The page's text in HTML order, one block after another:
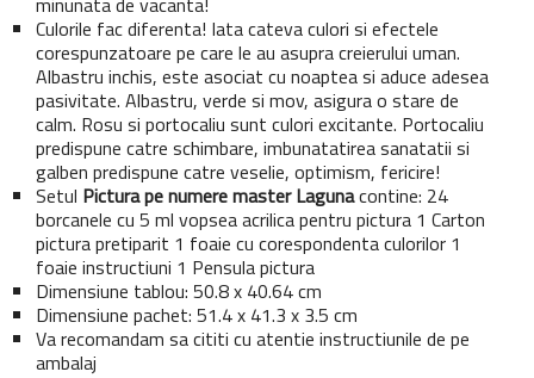
Culorile fac diferenta! Iata cateva culori si efectele
corespunzatoare pe care le au asupra creierului uman.
Albastru inchis, este asociat cu noaptea si aduce adesea
pasivitate. Albastru, verde si mov, asigura o stare de
calm. Rosu si portocaliu sunt culori excitante. Portocaliu
predispune catre schimbare, imbunatatirea sanatatii si
galben predispune catre veselie, optimism, fericire!
Setul Pictura pe numere masterLagunacontine: 24
borcanele cu 5 ml vopsea acrilica pentru pictura 1 Carton
pictura pretiparit 1 foaie cu corespondenta culorilor 1
foaie instructiuni 1 Pensula pictura
Dimensiune tablou: 50.8 x 40.64 cm
Dimensiune pachet: 51.4 x 41.3 x 3.5 cm
Va recomandam sa cititi cu atentie instructiunile de pe
ambalaj